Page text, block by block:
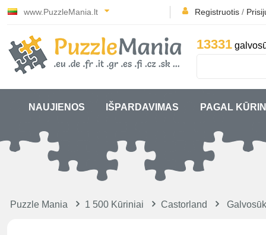
www.PuzzleMania.lt Registruotis /
13331
NAUJIENOS IŠPARDAVIMAS PAGAL
Puzzle Mania 1 500 Kūriniai Castorland